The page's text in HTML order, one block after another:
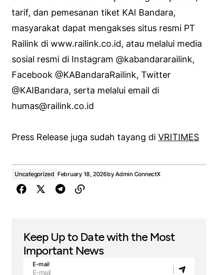
tarif, dan pemesanan tiket KAI Bandara,
masyarakat dapat mengakses situs resmi PT
Railink di www.railink.co.id, atau melalui media
sosial resmi di Instagram @kabandararailink,
Facebook @KABandaraRailink, Twitter
@KAIBandara, serta melalui email di
humas@railink.co.id
Press Release juga sudah tayang di VRITIMES
Uncategorized February 18, 2026byAdmin ConnectX
Keep Up to Date with the Most
Important News
E-mail